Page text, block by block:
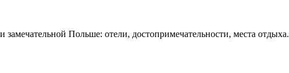
Польше: отели, достопримечательности, места отдыха.